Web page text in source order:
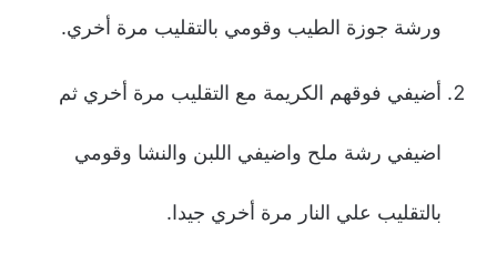
ورشة جوزة الطيب وقومي بالتقليب مرة أخري.
أضيفي فوقهم الكريمة مع التقليب مرة أخري ثم
اضيفي رشة ملح واضيفي اللبن والنشا وقومي
بالتقليب علي النار مرة أخري جيدا.